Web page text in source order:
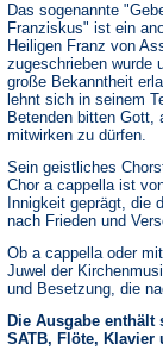
Das sogenannte
Franziskus" ist ein
Heiligen Franz von
zugeschrieben wurde
große Bekanntheit
lehnt sich in seinem
Betenden bitten Gott,
mitwirken zu dürfen.
Sein geistliches
Chor a cappella ist
Innigkeit geprägt, die
nach Frieden und
Ob a cappella oder
Juwel der
und Besetzung, die
Die Ausgabe
SATB, Flöte, Klavier